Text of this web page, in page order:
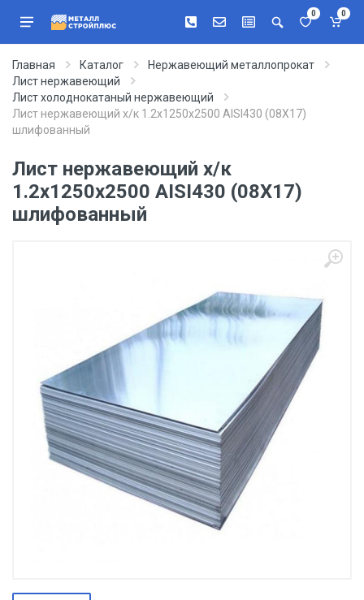
0 0
Главная Каталог
Нержавеющий металлопрокат
Лист нержавеющий
Лист холоднокатаный нержавеющий
Лист нержавеющий х/к 1.2х1250х2500 AISI430 (08Х17)
шлифованный
Лист нержавеющий х/к
1.2х1250х2500 AISI430 (08Х17)
шлифованный